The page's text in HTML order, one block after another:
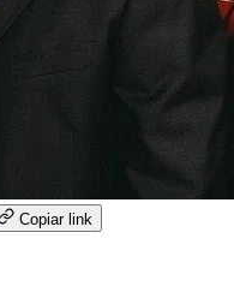
Copiar link